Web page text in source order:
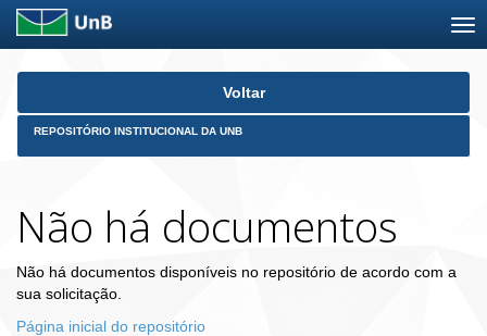
Skip
Voltar
REPOSITÓRIO INSTITUCIONAL DA UNB
Não há documentos
Não há documentos disponíveis no repositório de acordo com a
sua solicitação.
Página inicial do repositório